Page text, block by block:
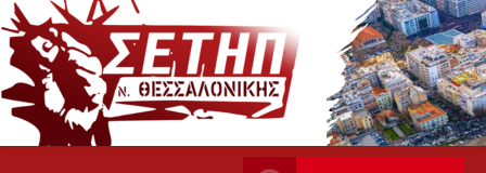
Skip
to
content